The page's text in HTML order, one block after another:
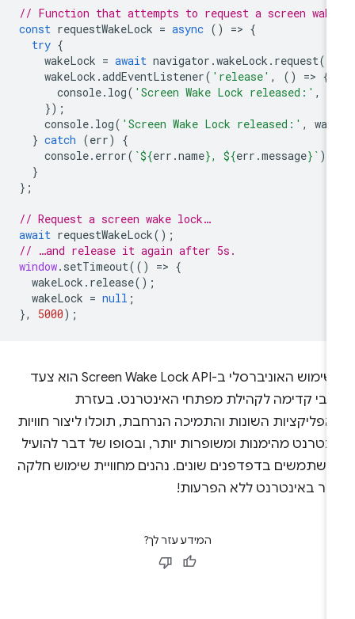
// Function that attempts to request a screen
const requestWakeLock = async () =
try
wakeLock
= await navigator.wakeLock.request
wakeLock.addEventListener('release' , () =
console.log('Screen Wake Lock released:'
console.log('Screen Wake Lock released:',
} catch (err
console.error(`${ err.name }, ${ err.message
// Request a screen wake lock…
await requestWakeLock
// …and release it again after 5s.
window.setTimeout (() =
wakeLock.release
wakeLock
= null
}, 5000
השימוש האוניברסלי ב-Screen Wake Lock API הוא צעד
קדימה לקהילת מפתחי האינטרנט. בעזרת
השונות והתמיכה הנרחבת, תוכלו ליצור חוויות
מהימנות ומשופרות יותר, ובסופו של דבר להועיל
בדפדפנים שונים. נהנים מחוויית שימוש חלקה
באינטרנט ללא הפרעות!
המידע עזר לך?